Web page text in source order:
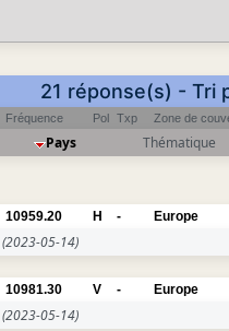
21 réponse(s) - Tri
Fréquence Pol Txp Zone de
Pays Thématique
10959.20 H - Europe
(2023-05-14)
10981.30 V - Europe
(2023-05-14)